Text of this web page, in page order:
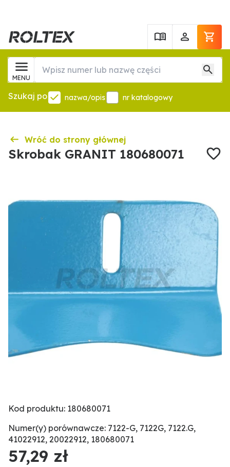
MENU
Szukaj po nazwa/opis nr katalogowy
Wróć do strony głównej
Skrobak GRANIT 180680071
Kod produktu: 180680071
Numer(y) porównawcze: 7122-G, 7122G, 7122.G,
41022912, 20022912, 180680071
57,29 zł